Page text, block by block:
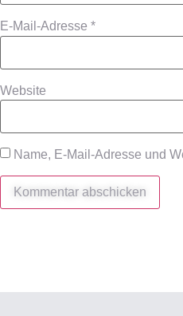
E-Mail-Adresse *
Website
Name, E-Mail-Adresse und